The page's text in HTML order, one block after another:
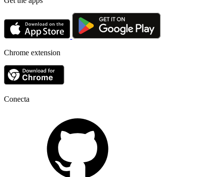
Chrome extension
Conecta